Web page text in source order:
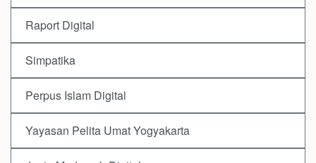
Raport Digital
Simpatika
Perpus Islam Digital
Yayasan Pelita Umat Yogyakarta